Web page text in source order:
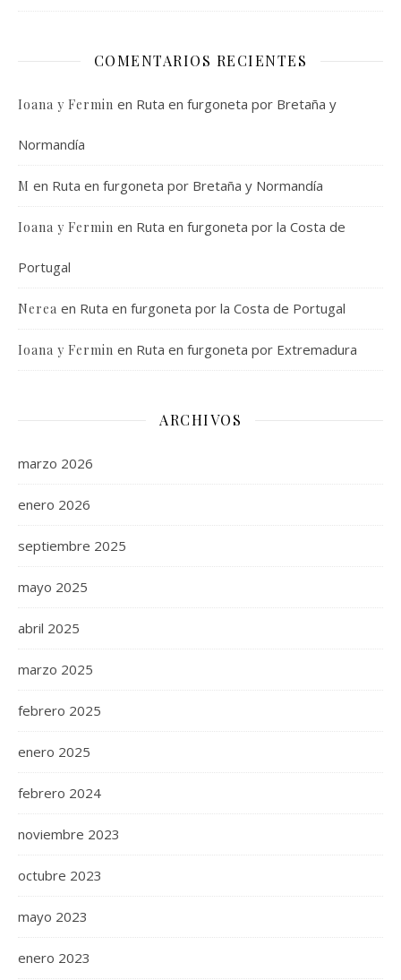
COMENTARIOS RECIENTES
Ioana y Fermin en Ruta en furgoneta por Bretaña y
Normandía
M en Ruta en furgoneta por Bretaña y Normandía
Ioana y Fermin en Ruta en furgoneta por la Costa de
Portugal
Nerea en Ruta en furgoneta por la Costa de Portugal
Ioana y Fermin en Ruta en furgoneta por Extremadura
ARCHIVOS
marzo 2026
enero 2026
septiembre 2025
mayo 2025
abril 2025
marzo 2025
febrero 2025
enero 2025
febrero 2024
noviembre 2023
octubre 2023
mayo 2023
enero 2023